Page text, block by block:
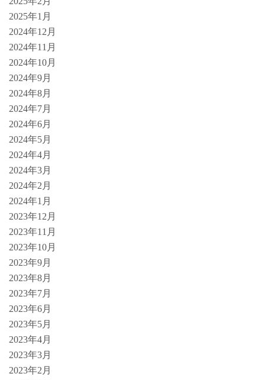
2025年1月
2024年12月
2024年11月
2024年10月
2024年9月
2024年8月
2024年7月
2024年6月
2024年5月
2024年4月
2024年3月
2024年2月
2024年1月
2023年12月
2023年11月
2023年10月
2023年9月
2023年8月
2023年7月
2023年6月
2023年5月
2023年4月
2023年3月
2023年2月